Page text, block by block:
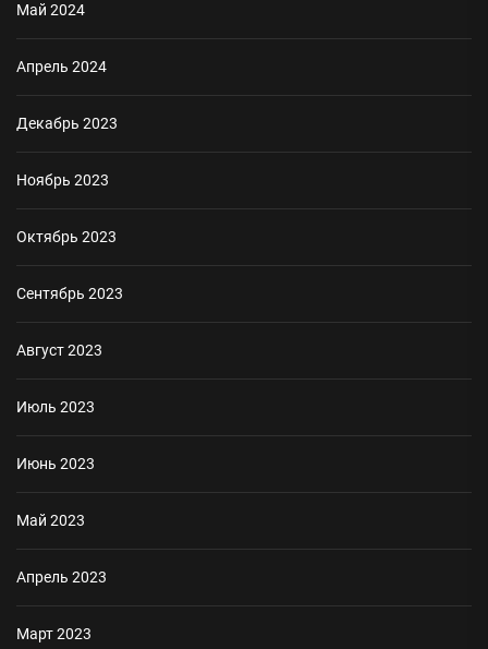
Май 2024
Апрель 2024
Декабрь 2023
Ноябрь 2023
Октябрь 2023
Сентябрь 2023
Август 2023
Июль 2023
Июнь 2023
Май 2023
Апрель 2023
Март 2023